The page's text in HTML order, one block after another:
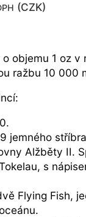
(CZK)
objemu 1 oz
ražbu 10 000
jemného
Alžběty II.
s
Flying Fish,